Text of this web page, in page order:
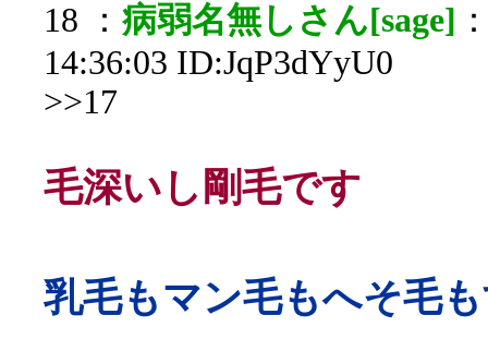
18 ： 病弱名無しさん[sage]
14:36:03 ID:JqP3dYyU0
>>17
毛深いし剛毛です
乳毛もマン毛もへそ毛